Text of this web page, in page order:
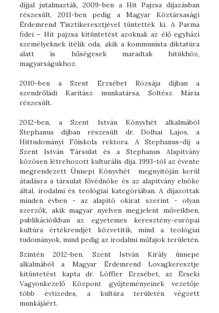
díjjal jutalmazták, 2009-ben a Hit Pajzsa díjazásban
részesült, 2011-ben pedig a Magyar Köztársasági
Érdemrend Tisztikeresztjével tüntették ki. A Parma
fidei – Hit pajzsa kitüntetést azoknak az élő egyházi
személyeknek ítélik oda, akik a kommunista diktatúra
alatt is hűségesek maradtak hitükhöz,
magyarságukhoz.
2010-ben a Szent Erzsébet Rózsája díjban a
szendrőládi Karitász munkatársa, Soltész Mária
részesült.
2012-ben, a Szent István Könyvhét alkalmából
Stephanus díjban részesült dr. Dolhai Lajos, a
Hittudományi Főiskola rektora. A Stephanus-díj a
Szent István Társulat és a Stephanus Alapítvány
közösen létrehozott kulturális díja. 1993-tól az évente
megrendezett Ünnepi Könyvhét megnyitóján kerül
átadásra a társulat fővédnöke és az alapítvány elnöke
által, irodalmi és teológiai kategóriában. A díjazottak
minden évben - az alapító okirat szerint - olyan
szerzők, akik magyar nyelven megjelent műveikben,
publikációikban az egyetemes keresztény-európai
kultúra értékrendjét közvetítik, mind a teológiai
tudományok, mind pedig az irodalmi műfajok területén.
Szintén 2012-ben, Szent István Király ünnepe
alkalmából a Magyar Érdemrend Lovagkeresztje
kitüntetést kapta dr. Löffler Erzsébet, az Érseki
Vagyonkezelő Központ gyűjteményeinek vezetője
több évtizedes, a kultúra területén végzett
munkájáért.